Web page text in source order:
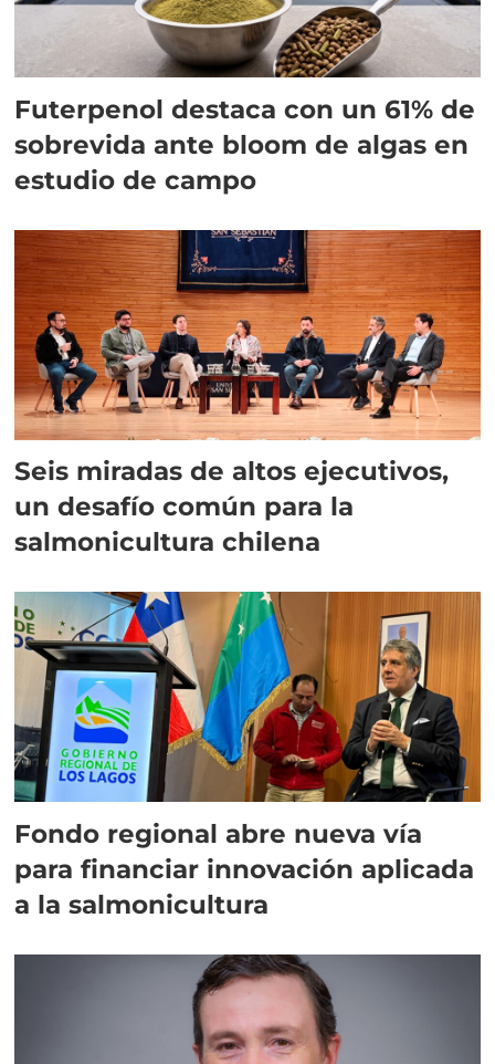
Futerpenol destaca con un 61% de
sobrevida ante bloom de algas en
estudio de campo
Seis miradas de altos ejecutivos,
un desafío común para la
salmonicultura chilena
Fondo regional abre nueva vía
para financiar innovación aplicada
a la salmonicultura